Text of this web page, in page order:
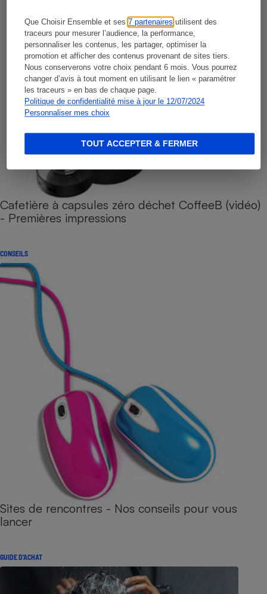
Que Choisir Ensemble et ses7 partenaires utilisent des
traceurs pour mesurer l’audience, la performance,
personnaliser les contenus, les partager, optimiser la
promotion et afficher des contenus provenant de sites tiers.
Nous conserverons votre choix pendant 6 mois. Vous pourrez
changer d’avis à tout moment en utilisant le lien « paramétrer
les traceurs » en bas de chaque page.
Politique de confidentialité mise à jour le 12/07/2024
Personnaliser mes choix
TOUT ACCEPTER & FERMER
Cafetière à capsules zéro déchet CoffeeB (vidéo)
- Premières impressions
CONSEILS
Sites de rencontres - Nos conseils pour vous
lancer
GUIDE D'ACHAT